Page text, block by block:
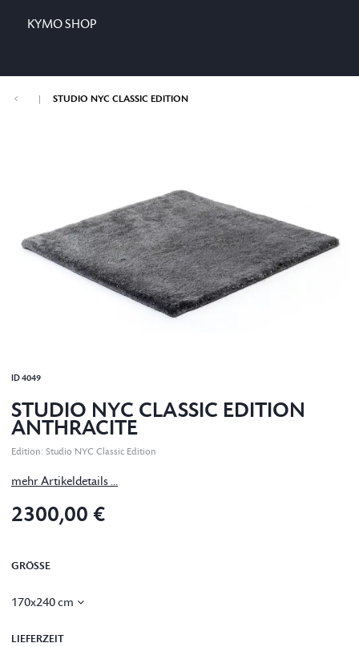
KYMO SHOP
| STUDIO NYC CLASSIC EDITION
ID4049
STUDIO NYC CLASSIC EDITION
ANTHRACITE
Edition: Studio NYC Classic Edition
mehr Artikeldetails ...
2300,00 €
GRÖSSE
170x240 cm
LIEFERZEIT